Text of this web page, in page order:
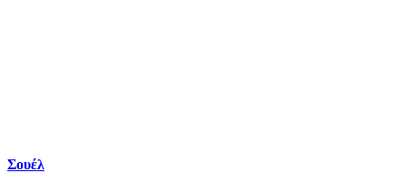
Σουέλ